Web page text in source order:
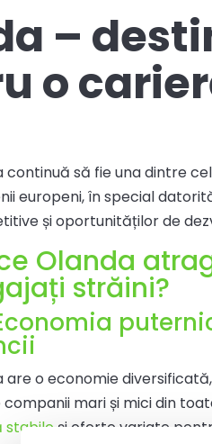
–
o
continuă să fie una dintre
europeni, în special
și oportunităților de
Olanda
străini?
are o economie
mari și mici din
stabile și oferte variate